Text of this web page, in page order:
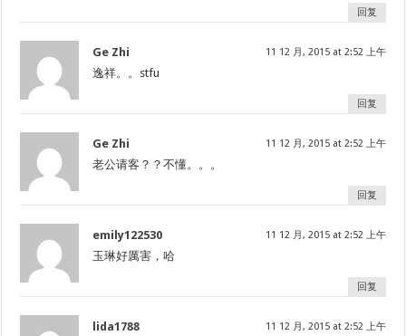
回复
Ge Zhi 11 12 月, 2015 at 2:52 上午
逸祥。。stfu
回复
Ge Zhi 11 12 月, 2015 at 2:52 上午
老公请客？？不懂。。。
回复
emily122530 11 12 月, 2015 at 2:52 上午
玉琳好厲害，哈
回复
lida1788 11 12 月, 2015 at 2:52 上午